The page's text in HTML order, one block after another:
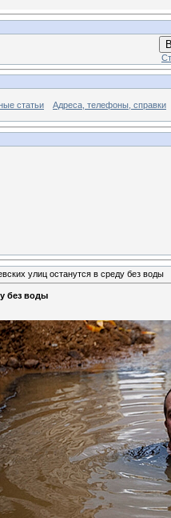
статьи Адреса, телефоны, справки
улиц останутся в среду без воды
без воды